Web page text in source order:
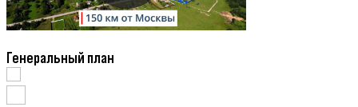
Генеральный план